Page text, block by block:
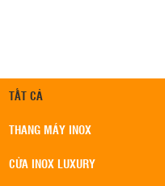
TẤT CẢ
THANG MÁY INOX
CỬA INOX LUXURY